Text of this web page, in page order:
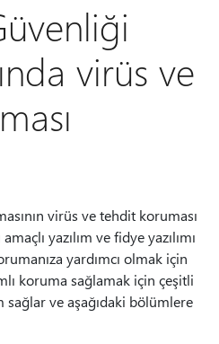
virüs ve
virüs ve tehdit koruması
yazılım ve fidye yazılımı
yardımcı olmak için
koruma sağlamak için çeşitli
ve aşağıdaki bölümlere